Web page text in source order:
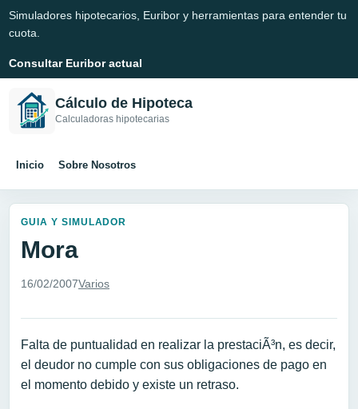
Simuladores hipotecarios, Euribor y herramientas para entender tu
cuota.
Consultar Euribor actual
Cálculo de Hipoteca
Calculadoras hipotecarias
Inicio Sobre Nosotros
GUIA Y SIMULADOR
Mora
16/02/2007Varios
Falta de puntualidad en realizar la prestaciÃ³n, es decir,
el deudor no cumple con sus obligaciones de pago en
el momento debido y existe un retraso.